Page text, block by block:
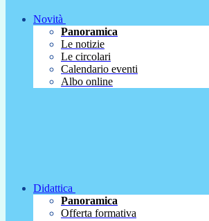
Novità
Panoramica
Le notizie
Le circolari
Calendario eventi
Albo online
Didattica
Panoramica
Offerta formativa